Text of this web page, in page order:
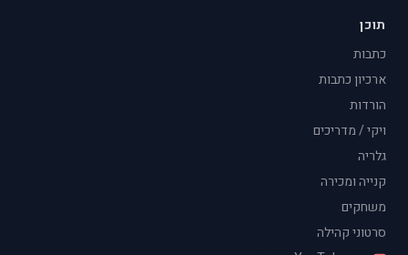
תוכן
כתבות
ארכיון כתבות
הורדות
ויקי / מדריכים
גלריה
קנייה ומכירה
משחקים
סרטוני קהילה